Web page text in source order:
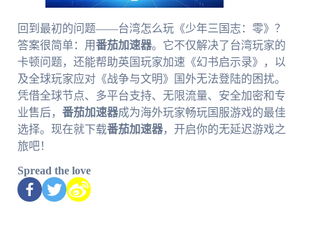
回到最初的问题——台湾怎么玩《少年三国志：零》？
答案很简单：用番茄加速器。它不仅解决了台湾玩家的
卡顿问题，还能帮助英国玩家加速《幻书启示录》，以
及全球玩家应对《战争与文明》国外无法登陆的困扰。
凭借全球节点、多平台支持、无限流量、安全加密和专
业售后， 番茄加速器成为海外玩家畅玩国服游戏的最佳
选择。现在就下载番茄加速器，开启你的无延迟游戏之
旅吧！
Spread the love